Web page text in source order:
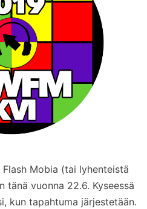
Mobia (tai lyhenteistä
tänä vuonna 22.6. Kyseessä
kun tapahtuma järjestetään.